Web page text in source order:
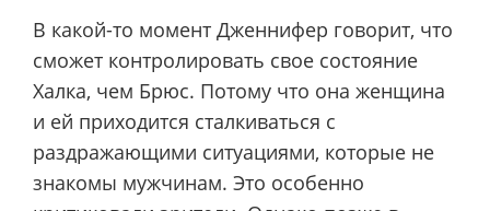
В какой-то момент Дженнифер говорит, что
сможет контролировать свое состояние
Халка, чем Брюс. Потому что она женщина
и ей приходится сталкиваться с
раздражающими ситуациями, которые не
знакомы мужчинам. Это особенно